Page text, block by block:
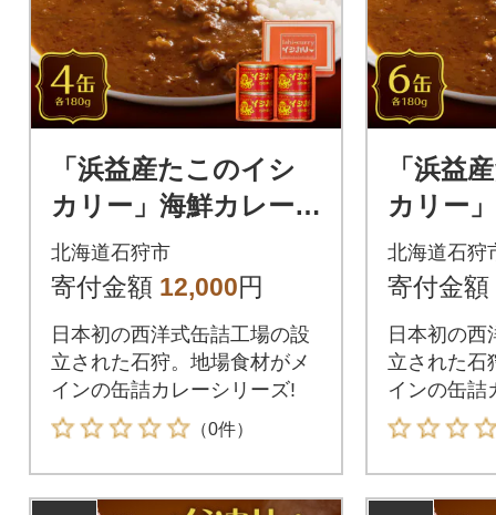
「浜益産たこのイシ
カリー」海鮮カレー
の缶詰 4缶セット
北海道石狩市
寄付金額 12,000円
日本初の西洋式缶詰工場の設
立された石狩。地場食材がメ
インの缶詰カレーシリーズ!
（0件）
「浜益
カリー
の缶詰
北海道石狩
寄付金額
日本初の西
立された石
インの缶詰